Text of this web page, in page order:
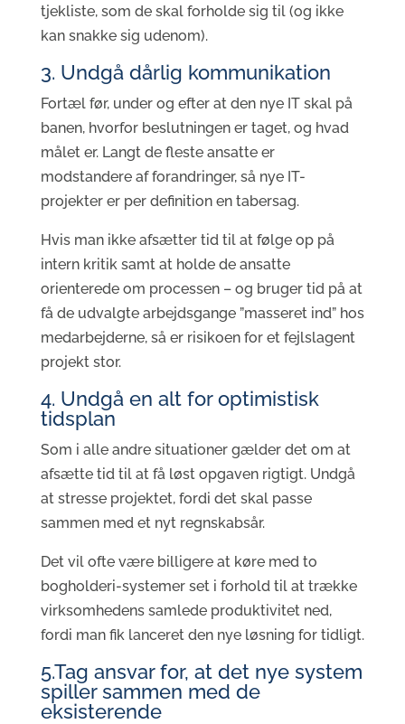
tjekliste, som de skal forholde sig til (og ikke
kan snakke sig udenom).
3. Undgå dårlig kommunikation
Fortæl før, under og efter at den nye IT skal på
banen, hvorfor beslutningen er taget, og hvad
målet er. Langt de fleste ansatte er
modstandere af forandringer, så nye IT-
projekter er per definition en tabersag.
Hvis man ikke afsætter tid til at følge op på
intern kritik samt at holde de ansatte
orienterede om processen – og bruger tid på at
få de udvalgte arbejdsgange ”masseret ind” hos
medarbejderne, så er risikoen for et fejlslagent
projekt stor.
4. Undgå en alt for optimistisk
tidsplan
Som i alle andre situationer gælder det om at
afsætte tid til at få løst opgaven rigtigt. Undgå
at stresse projektet, fordi det skal passe
sammen med et nyt regnskabsår.
Det vil ofte være billigere at køre med to
bogholderi-systemer set i forhold til at trække
virksomhedens samlede produktivitet ned,
fordi man fik lanceret den nye løsning for tidligt.
5.Tag ansvar for, at det nye system
spiller sammen med de
eksisterende